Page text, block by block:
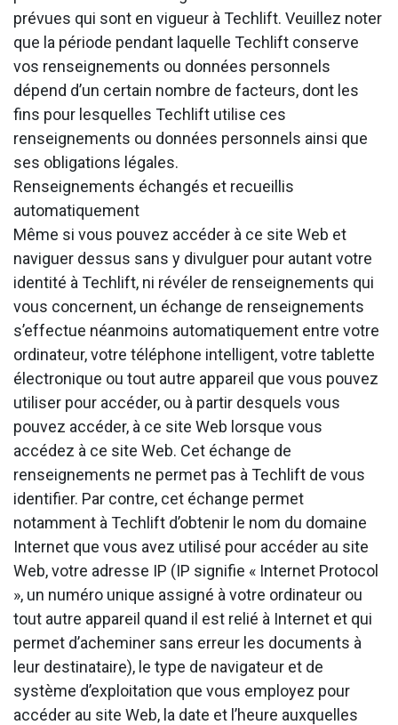
prévues qui sont en vigueur à Techlift. Veuillez noter
que la période pendant laquelle Techlift conserve
vos renseignements ou données personnels
dépend d’un certain nombre de facteurs, dont les
fins pour lesquelles Techlift utilise ces
renseignements ou données personnels ainsi que
ses obligations légales.
Renseignements échangés et recueillis
automatiquement
Même si vous pouvez accéder à ce site Web et
naviguer dessus sans y divulguer pour autant votre
identité à Techlift, ni révéler de renseignements qui
vous concernent, un échange de renseignements
s’effectue néanmoins automatiquement entre votre
ordinateur, votre téléphone intelligent, votre tablette
électronique ou tout autre appareil que vous pouvez
utiliser pour accéder, ou à partir desquels vous
pouvez accéder, à ce site Web lorsque vous
accédez à ce site Web. Cet échange de
renseignements ne permet pas à Techlift de vous
identifier. Par contre, cet échange permet
notamment à Techlift d’obtenir le nom du domaine
Internet que vous avez utilisé pour accéder au site
Web, votre adresse IP (IP signifie « Internet Protocol
», un numéro unique assigné à votre ordinateur ou
tout autre appareil quand il est relié à Internet et qui
permet d’acheminer sans erreur les documents à
leur destinataire), le type de navigateur et de
système d’exploitation que vous employez pour
accéder au site Web, la date et l’heure auxquelles